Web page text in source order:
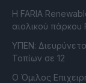
Η FARIA
αιολικού
ΥΠΕΝ:
Τοπίων σε 12
O Όμιλος